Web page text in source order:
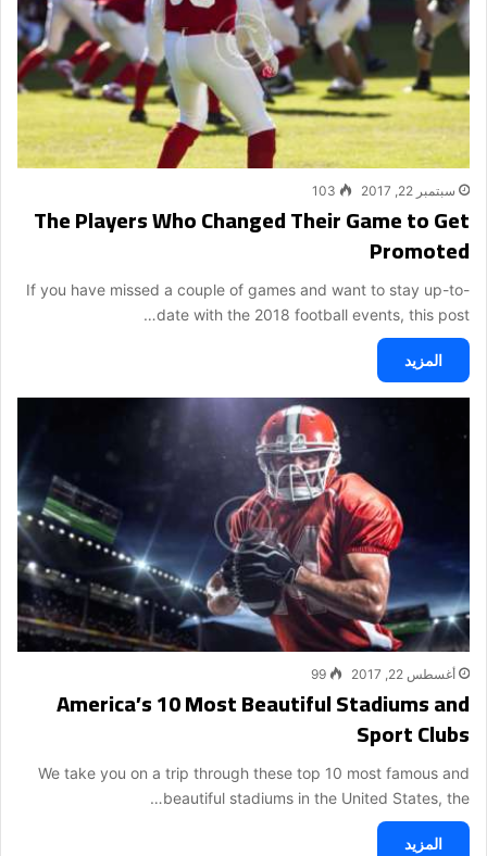
سبتمبر 22, 2017 103
The Players Who Changed Their Game to Get
Promoted
If you have missed a couple of games and want to stay up-to-
date with the 2018 football events, this post…
المزيد
أغسطس 22, 2017 99
America’s 10 Most Beautiful Stadiums and
Sport Clubs
We take you on a trip through these top 10 most famous and
beautiful stadiums in the United States, the…
المزيد